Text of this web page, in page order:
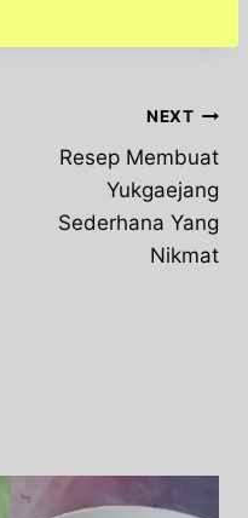
NEXT
Resep Membuat
Yukgaejang
Sederhana Yang
Nikmat